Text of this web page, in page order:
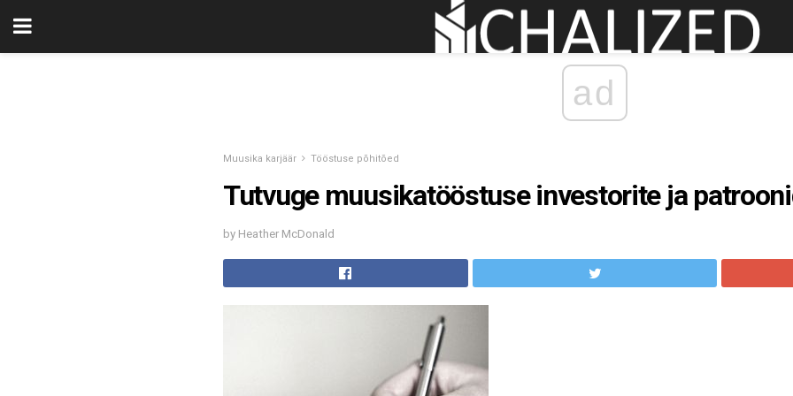
ad
Muusika karjäär Tööstuse põhitõed
Tutvuge muusikatööstuse investorite ja
by Heather McDonald